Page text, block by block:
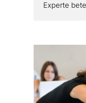
Experte